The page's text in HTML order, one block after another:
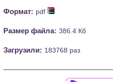
Формат: pdf
Размер файла: 386.4 Кб
Загрузили: 183768 раз